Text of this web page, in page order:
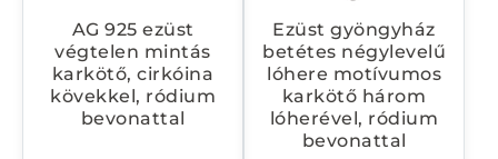
AG 925 ezüst
végtelen mintás
karkötő, cirkóina
kövekkel, ródium
bevonattal
Ezüst gyöngyház
betétes négylevelű
lóhere motívumos
karkötő három
lóherével, ródium
bevonattal